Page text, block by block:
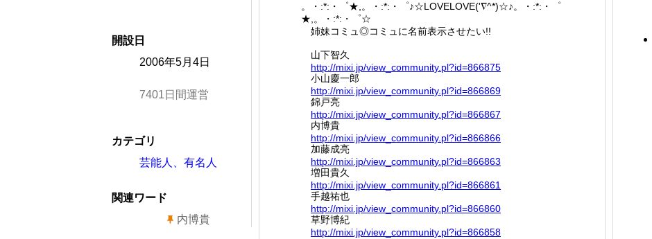
。・:*:・゜★,。・:*:・゜♪☆LOVELOVE('∇^*)☆♪。・:*:・゜
★,。・:*:・゜☆
姉妹コミュ◎コミュに名前表示させたい!!
山下智久
http://mixi.jp/view_community.pl?id=866875
小山慶一郎
http://mixi.jp/view_community.pl?id=866869
錦戸亮
http://mixi.jp/view_community.pl?id=866867
内博貴
http://mixi.jp/view_community.pl?id=866866
加藤成亮
http://mixi.jp/view_community.pl?id=866863
増田貴久
http://mixi.jp/view_community.pl?id=866861
手越祐也
http://mixi.jp/view_community.pl?id=866860
草野博紀
http://mixi.jp/view_community.pl?id=866858
開設日
2006年5月4日
7401日間運営
カテゴリ
芸能人、有名人
関連ワード
内博貴